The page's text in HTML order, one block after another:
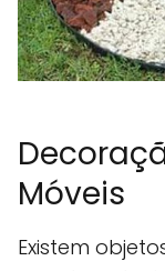
Móveis
Existem